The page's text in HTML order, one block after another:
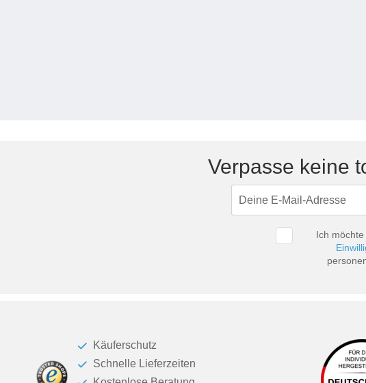
Verpasse keine
Ich
Käuferschutz
Schnelle Lieferzeiten